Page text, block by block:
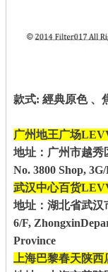
款式: 經典原色 、
广州地王广场
地址：广州市越秀
No. 3800 Shop,
武汉中心百货
地址：湖北省武汉
6/F,
Province
上海巴黎春天陕西